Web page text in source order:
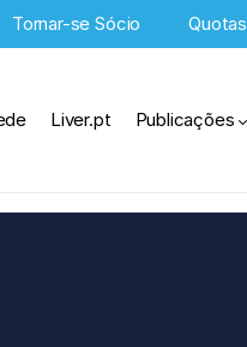
Tornar-se Sócio Quotas
Liver.pt Publicações